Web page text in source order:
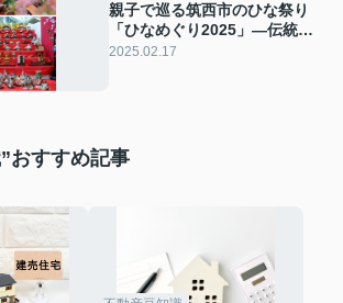
親子で巡る筑西市のひな祭り
「ひなめぐり2025」—伝統と
楽しいイベントが満載！
2025.02.17
おすすめ記事